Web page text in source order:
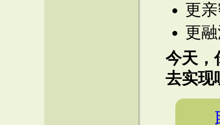
更
更
今天，
去实现